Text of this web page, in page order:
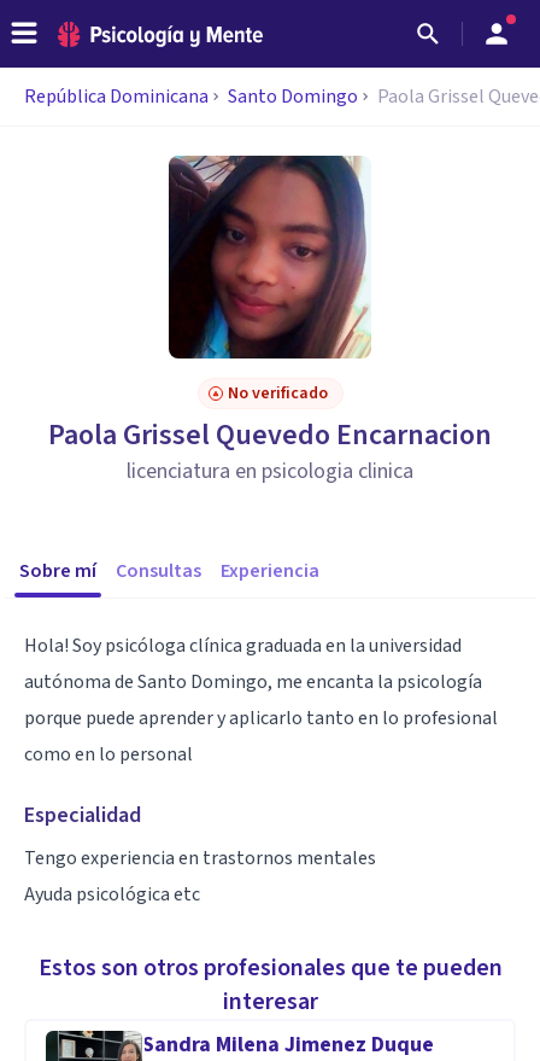
República Dominicana Santo Domingo Paola Grissel
No verificado
Paola Grissel Quevedo Encarnacion
licenciatura en psicologia clinica
Sobre mí Consultas Experiencia
Hola! Soy psicóloga clínica graduada en la universidad
autónoma de Santo Domingo, me encanta la psicología
porque puede aprender y aplicarlo tanto en lo profesional
como en lo personal
Especialidad
Tengo experiencia en trastornos mentales
Ayuda psicológica etc
Estos son otros profesionales que te pueden
interesar
Sandra Milena Jimenez Duque